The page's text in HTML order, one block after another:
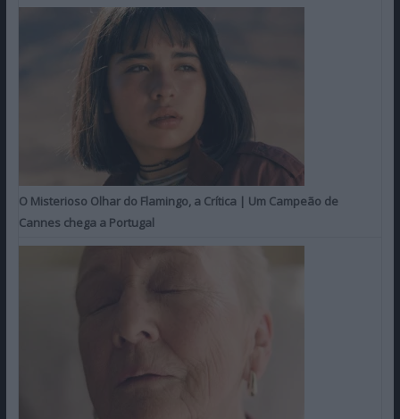
O Misterioso Olhar do Flamingo, a Crítica | Um Campeão de
Cannes chega a Portugal